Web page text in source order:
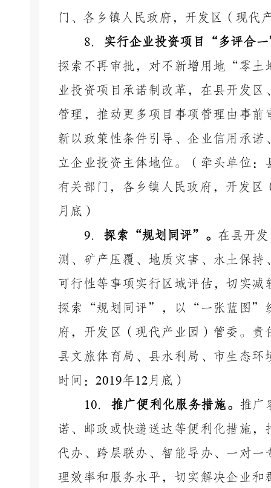
门、各乡镇人民政府，开发区（现代
8． 实行企业投资项目
“多评合
探索不再审批，对不新增用地 “零土
业投资项目承诺制改革，在县开发
管理，推动更多项目事项管理由事
新以政策性条件引导、企业信用承
立企业投资主体地位。（牵头单位
有关部门，各乡镇人民政府，开发
月底）
9． 探索 “规划同评”。 在县开
测、矿产压覆、地质灾害、水土保
可行性等事项实行区域评估，切实减
探索“规划同评”，以“一张蓝图”
府，开发区（现代产业园）管委。
县文旅体育局、县水利局、市生态
时间： 2019年12 月底）
10． 推广便利化服务措施。 推广
诺、邮政或快递送达等便利化措施
代办、跨层联办、智能导办、一对
理效率和服务水平，切实解决企业